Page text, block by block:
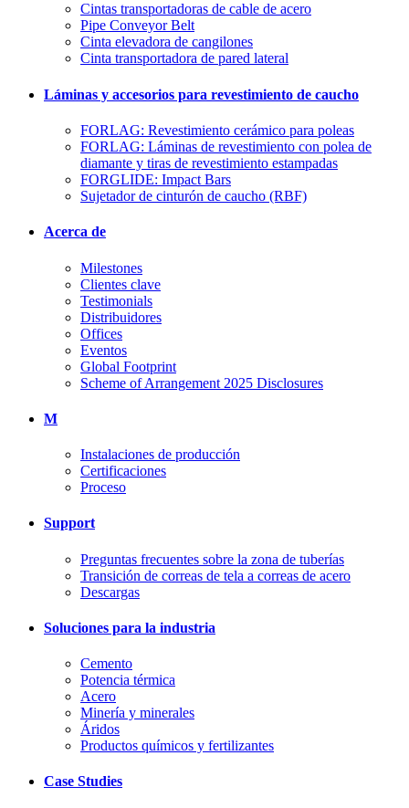
Cintas transportadoras de cable de acero
Pipe Conveyor Belt
Cinta elevadora de cangilones
Cinta transportadora de pared lateral
Láminas y accesorios para revestimiento de caucho
FORLAG: Revestimiento cerámico para poleas
FORLAG: Láminas de revestimiento con polea de
diamante y tiras de revestimiento estampadas
FORGLIDE: Impact Bars
Sujetador de cinturón de caucho (RBF)
Acerca de
Milestones
Clientes clave
Testimonials
Distribuidores
Offices
Eventos
Global Footprint
Scheme of Arrangement 2025 Disclosures
M
Instalaciones de producción
Certificaciones
Proceso
Support
Preguntas frecuentes sobre la zona de tuberías
Transición de correas de tela a correas de acero
Descargas
Soluciones para la industria
Cemento
Potencia térmica
Acero
Minería y minerales
Áridos
Productos químicos y fertilizantes
Case Studies